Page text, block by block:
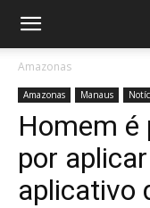
Amazonas
Amazonas Manaus
Homem é
por
aplicativo